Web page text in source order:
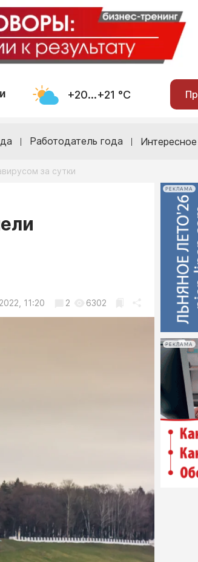
+20...+21 °С
Работодатель года
за сутки
11:20 2 6302
РЕКЛАМА
РЕКЛАМА